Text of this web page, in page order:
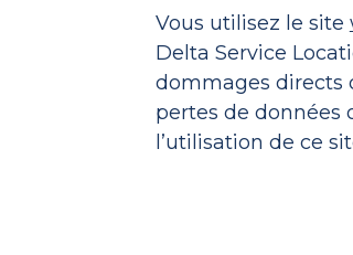
Vous utilisez le site
Delta Service
dommages directs
pertes de données
l’utilisation de ce